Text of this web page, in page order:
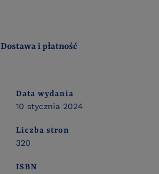
Dostawa i płatność
Data wydania
10 stycznia 2024
Liczba stron
320
ISBN